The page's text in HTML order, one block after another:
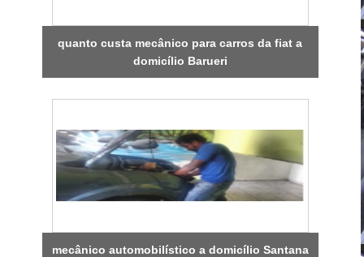
quanto custa mecânico para carros da fiat a
domicílio Barueri
mecânico automobilístico a domicílio Santana